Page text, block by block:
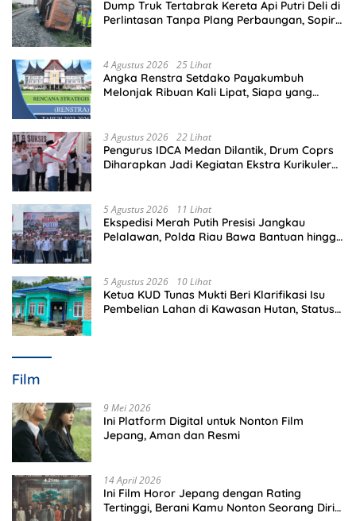
Dump Truk Tertabrak Kereta Api Putri Deli di
Perlintasan Tanpa Plang Perbaungan, Sopir
4 Agustus 2026 25 Lihat
Angka Renstra Setdako Payakumbuh
Melonjak Ribuan Kali Lipat, Siapa yang
3 Agustus 2026 22 Lihat
Pengurus IDCA Medan Dilantik, Drum Coprs
Diharapkan Jadi Kegiatan Ekstra Kurikuler
5 Agustus 2026 11 Lihat
Ekspedisi Merah Putih Presisi Jangkau
Pelalawan, Polda Riau Bawa Bantuan hingga
5 Agustus 2026 10 Lihat
Ketua KUD Tunas Mukti Beri Klarifikasi Isu
Pembelian Lahan di Kawasan Hutan, Status
Film
9 Mei 2026
Ini Platform Digital untuk Nonton Film
Jepang, Aman dan Resmi
14 April 2026
Ini Film Horor Jepang dengan Rating
Tertinggi, Berani Kamu Nonton Seorang Diri